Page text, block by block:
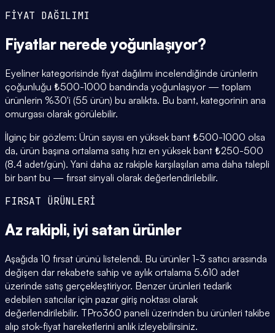
FİYAT DAĞILIMI
Fiyatlar nerede yoğunlaşıyor?
Eyeliner kategorisinde fiyat dağılımı incelendiğinde ürünlerin
çoğunluğu ₺500-1000 bandında yoğunlaşıyor — toplam
ürünlerin %30'i (55 ürün) bu aralıkta. Bu bant, kategorinin ana
omurgası olarak görülebilir.
İlginç bir gözlem: Ürün sayısı en yüksek bant ₺500-1000 olsa
da, ürün başına ortalama satış hızı en yüksek bant ₺250-500
(8.4 adet/gün). Yani daha az rakiple karşılaşılan ama daha talepli
bir bant bu — fırsat sinyali olarak değerlendirilebilir.
FIRSAT ÜRÜNLERİ
Az rakipli, iyi satan ürünler
Aşağıda 10 fırsat ürünü listelendi. Bu ürünler 1-3 satıcı arasında
değişen dar rekabete sahip ve aylık ortalama 5.610 adet
üzerinde satış gerçekleştiriyor. Benzer ürünleri tedarik
edebilen satıcılar için pazar giriş noktası olarak
değerlendirilebilir. TPro360 paneli üzerinden bu ürünleri takibe
alıp stok-fiyat hareketlerini anlık izleyebilirsiniz.